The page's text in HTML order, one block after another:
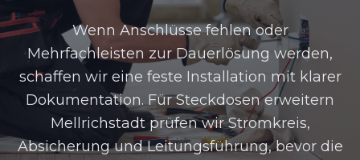
Wenn Anschlüsse fehlen oder
Mehrfachleisten zur Dauerlösung werden,
schaffen wir eine feste Installation mit klarer
Dokumentation. FürSteckdosen erweitern
Mellrichstadtprüfen wir Stromkreis,
Absicherung und Leitungsführung, bevor die